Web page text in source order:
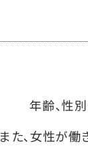
年齢、性
また、女性が